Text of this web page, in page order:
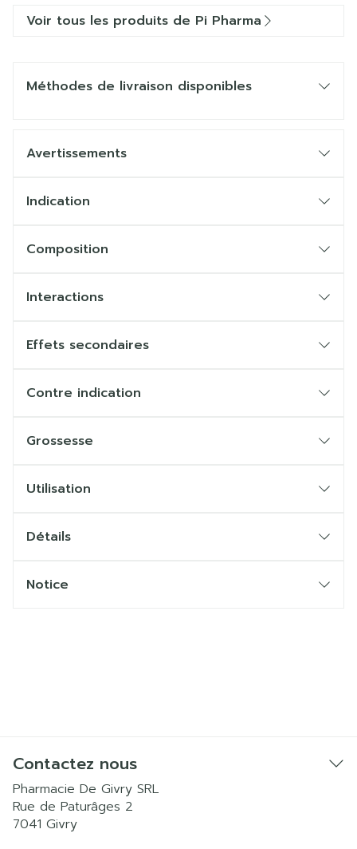
Voir tous les produits de Pi Pharma
Méthodes de livraison disponibles
Avertissements
Indication
Composition
Interactions
Effets secondaires
Contre indication
Grossesse
Utilisation
Détails
Notice
Contactez nous
Pharmacie De Givry SRL
Rue de Paturâges 2
7041 Givry